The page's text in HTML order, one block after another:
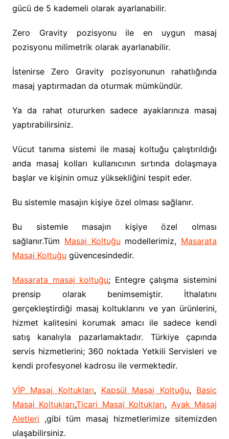
gücü de 5 kademeli olarak ayarlanabilir.
Zero Gravity pozisyonu ile en uygun masaj
pozisyonu milimetrik olarak ayarlanabilir.
İstenirse Zero Gravity pozisyonunun rahatlığında
masaj yaptırmadan da oturmak mümkündür.
Ya da rahat otururken sadece ayaklarınıza masaj
yaptırabilirsiniz.
Vücut tanıma sistemi ile masaj koltuğu çalıştırıldığı
anda masaj kolları kullanıcının sırtında dolaşmaya
başlar ve kişinin omuz yüksekliğini tespit eder.
Bu sistemle masajın kişiye özel olması sağlanır.
Bu sistemle masajın kişiye özel olması
sağlanır.Tüm Masaj Koltuğu modellerimiz, Masarata
Masaj Koltuğu güvencesindedir.
Masarata masaj koltuğu; Entegre çalışma sistemini
prensip olarak benimsemiştir. İthalatını
gerçekleştirdiği masaj koltuklarını ve yan ürünlerini,
hizmet kalitesini korumak amacı ile sadece kendi
satış kanalıyla pazarlamaktadır. Türkiye çapında
servis hizmetlerini; 360 noktada Yetkili Servisleri ve
kendi profesyonel kadrosu ile vermektedir.
VİP Masaj Koltukları, Kapsül Masaj Koltuğu, Basic
Masaj Koltukları,Ticari Masaj Koltukları, Ayak Masaj
Aletleri ,gibi tüm masaj hizmetlerimize sitemizden
ulaşabilirsiniz.